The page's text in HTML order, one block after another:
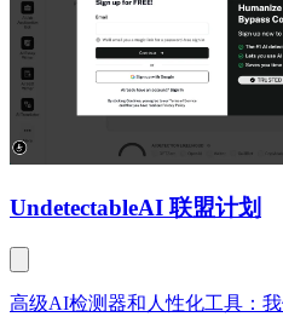
UndetectableAI 联盟计划
高级AI检测器和人性化工具：